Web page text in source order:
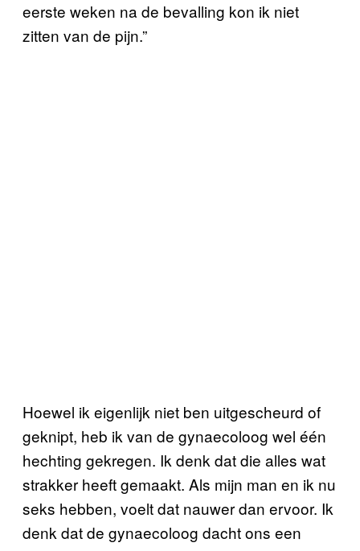
eerste weken na de bevalling kon ik niet
zitten van de pijn.”
Hoewel ik eigenlijk niet ben uitgescheurd of
geknipt, heb ik van de gynaecoloog wel één
hechting gekregen. Ik denk dat die alles wat
strakker heeft gemaakt. Als mijn man en ik nu
seks hebben, voelt dat nauwer dan ervoor. Ik
denk dat de gynaecoloog dacht ons een